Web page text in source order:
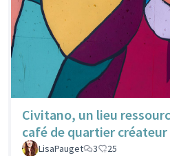
Civitano, un lieu
café de quartier créateur
LisaPauget
3 25